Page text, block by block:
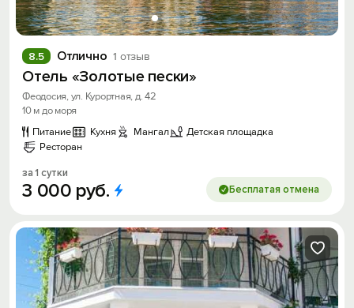
Отлично 1 отзыв
8.5
Отель «Золотые пески»
Феодосия, ул. Курортная, д. 42
10 м до моря
Питание
Кухня Мангал
Детская площадка
Ресторан
за 1 сутки
3 000 руб. Бесплатая отмена